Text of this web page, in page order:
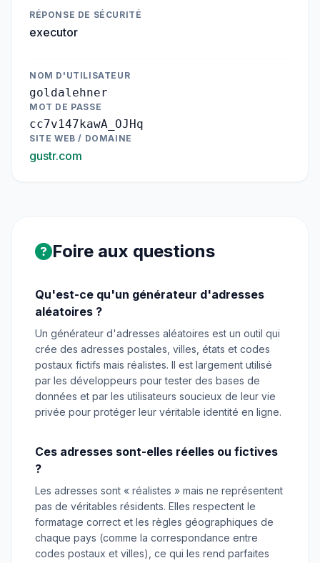
RÉPONSE DE SÉCURITÉ
executor
NOM D'UTILISATEUR
goldalehner
MOT DE PASSE
cc7v147kawA_OJHq
SITE WEB / DOMAINE
gustr.com
Foire aux questions
Qu'est-ce qu'un générateur d'adresses
aléatoires ?
Un générateur d'adresses aléatoires est un outil qui
crée des adresses postales, villes, états et codes
postaux fictifs mais réalistes. Il est largement utilisé
par les développeurs pour tester des bases de
données et par les utilisateurs soucieux de leur vie
privée pour protéger leur véritable identité en ligne.
Ces adresses sont-elles réelles ou fictives
?
Les adresses sont « réalistes » mais ne représentent
pas de véritables résidents. Elles respectent le
formatage correct et les règles géographiques de
chaque pays (comme la correspondance entre
codes postaux et villes), ce qui les rend parfaites